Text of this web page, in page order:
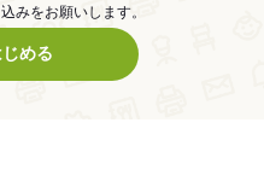
みをお願いします。
める